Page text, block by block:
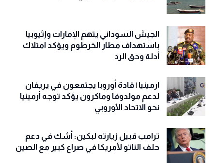
الجيش السوداني يتهم الإمارات وإثيوبيا
باستهداف مطار الخرطوم ويؤكد امتلاك
أدلة وحق الرد
ارمينيا | قادة أوروبا يجتمعون في يريفان
لدعم مولدوفا وماكرون يؤكد توجه أرمينيا
نحو الاتحاد الأوروبي
ترامب قبيل زيارته لبكين: أشك في دعم
حلف الناتو لأمريكا في صراع كبير مع الصين